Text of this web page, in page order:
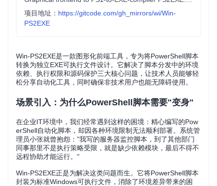
项目地址： https://gitcode.com/gh_mirrors/wi/Win-
PS2EXE
Win-PS2EXE是一款图形化前端工具，专为将PowerShell脚本
转换为独立EXE可执行文件设计。它解决了脚本分发中的环境
依赖、执行权限和源码保护三大核心问题，让技术人员能够轻
松分享自动化工具，同时确保非技术用户也能无障碍使用。
场景引入：为什么PowerShell脚本需要"变身"
在企业IT环境中，我们经常遇到这样的困境：精心编写的Pow
erShell自动化脚本，却因各种环境限制无法顺利部署。系统管
理员小张就曾抱怨："我写的服务器监控脚本，到了其他部门
同事那里不是执行策略受限，就是缺少依赖模块，最后不得不
远程协助才能运行。"
Win-PS2EXE正是为解决这类问题而生。它将PowerShell脚本
封装为标准Windows可执行文件，消除了环境差异带来的困